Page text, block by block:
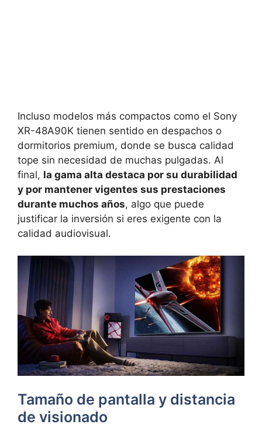
Incluso modelos más compactos como el Sony
XR-48A90K tienen sentido en despachos o
dormitorios premium, donde se busca calidad
tope sin necesidad de muchas pulgadas. Al
final, la gama alta destaca por su durabilidad
y por mantener vigentes sus prestaciones
durante muchos años, algo que puede
justificar la inversión si eres exigente con la
calidad audiovisual.
Tamaño de pantalla y distancia
de visionado